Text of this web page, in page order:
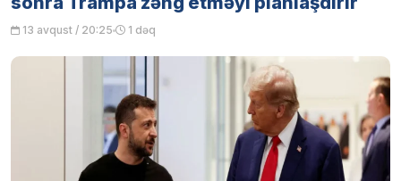
13 avqust / 20:25 1 dəq